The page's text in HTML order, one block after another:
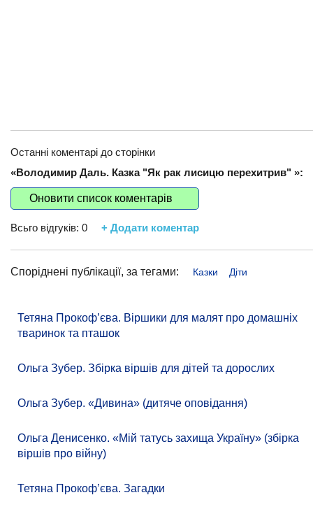
Останні коментарі до сторінки
«Володимир Даль. Казка "Як рак лисицю перехитрив" »:
Оновити список коментарів
Всьго відгуків: 0 + Додати коментар
Споріднені публікації, за тегами: Казки Діти
Тетяна Прокоф’єва. Віршики для малят про домашніх
тваринок та пташок
Ольга Зубер. Збірка віршів для дітей та дорослих
Ольга Зубер. «Дивина» (дитяче оповідання)
Ольга Денисенко. «Мій татусь захища Україну» (збірка
віршів про війну)
Тетяна Прокоф’єва. Загадки